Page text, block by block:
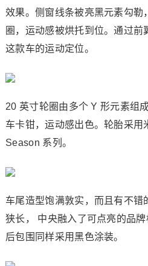
效果。侧窗线条被亮黑元素勾勒
圈，运动感被烘托到位。通过
这款车的运动定位。
20 英寸轮圈由多个 Y 形元素组
车卡钳，运动感出色。轮胎采用
Season 系列。
车尾造型饱满敦实，而且有不错
狭长， 中央融入了可点亮的品
后包围同样采用黑色涂装。